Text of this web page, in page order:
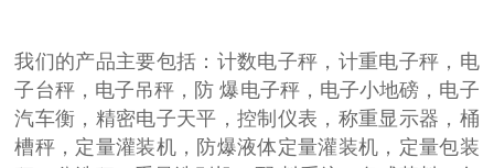
我们的产品主要包括：计数电子秤，计重电子秤，电
子台秤，电子吊秤，防 爆电子秤，电子小地磅，电子
汽车衡，精密电子天平，控制仪表，称重显示器，桶
槽秤，定量灌装机，防爆液体定量灌装机，定量包装